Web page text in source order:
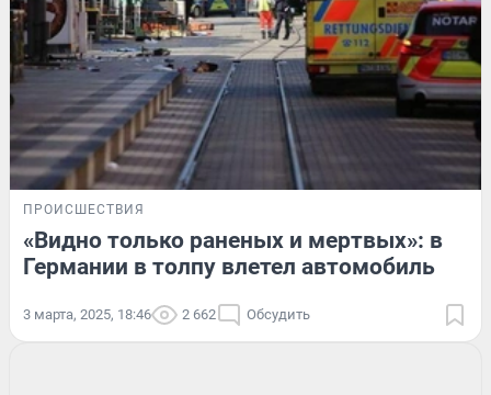
ПРОИСШЕСТВИЯ
«Видно только раненых и мертвых»: в
Германии в толпу влетел автомобиль
3 марта, 2025, 18:46 2 662 Обсудить